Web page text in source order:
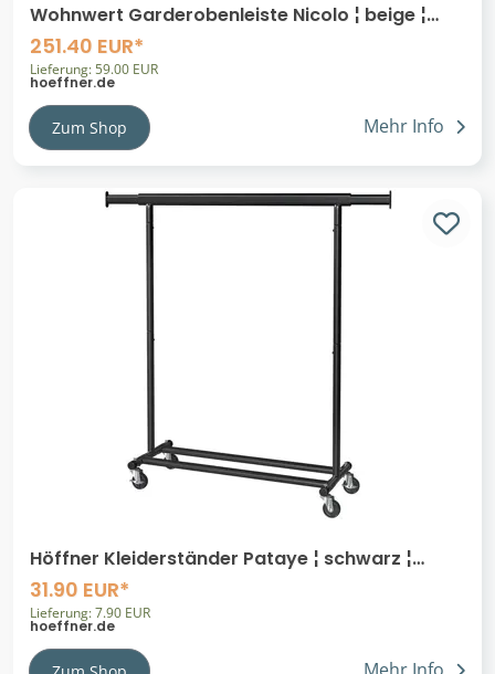
Wohnwert Garderobenleiste Nicolo ¦ beige ¦
MDF-Platte ¦ Maße (cm): B: 100 H: 25
251.40 EUR*
Lieferung: 59.00 EUR
hoeffner.de
Zum Shop Mehr Info
Höffner Kleiderständer Pataye ¦ schwarz ¦
Metall ¦ Maße (cm): B: 92 H: 160
31.90 EUR*
Lieferung: 7.90 EUR
hoeffner.de